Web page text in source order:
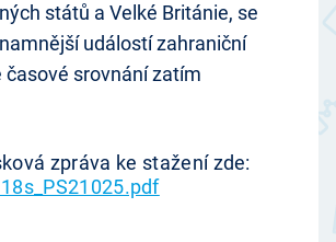
států a Velké Británie, se
událostí zahraniční
časové srovnání zatím
zpráva ke stažení zde: